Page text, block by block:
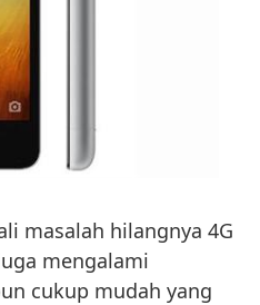
masalah hilangnya 4G
mengalami
cukup mudah yang